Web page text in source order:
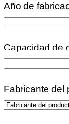
Año de
Capacidad de
Fabricante del